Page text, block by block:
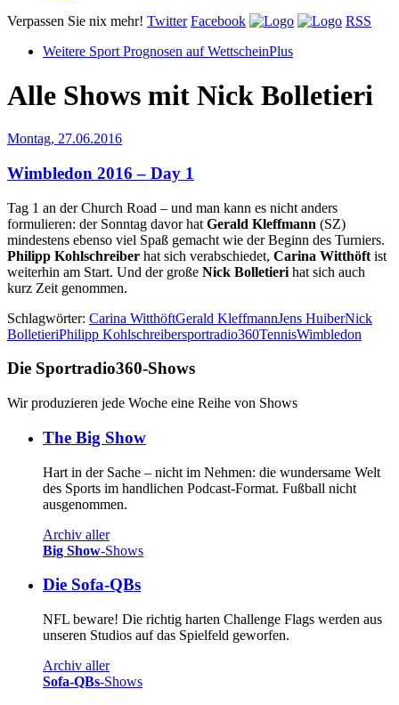
Verpassen Sie nix mehr! Twitter Facebook
RSS
Weitere Sport Prognosen auf WettscheinPlus
Alle Shows mit Nick Bolletieri
Montag, 27.06.2016
Wimbledon 2016 – Day 1
Tag 1 an der Church Road – und man kann es nicht anders
formulieren: der Sonntag davor hat Gerald Kleffmann (SZ)
mindestens ebenso viel Spaß gemacht wie der Beginn des Turniers.
Philipp Kohlschreiber hat sich verabschiedet, Carina Witthöft ist
weiterhin am Start. Und der große Nick Bolletieri hat sich auch
kurz Zeit genommen.
Schlagwörter: Carina WitthöftGerald KleffmannJens HuiberNick
BolletieriPhilipp Kohlschreibersportradio360TennisWimbledon
Die Sportradio360-Shows
Wir produzieren jede Woche eine Reihe von Shows
The Big Show
Hart in der Sache – nicht im Nehmen: die wundersame Welt
des Sports im handlichen Podcast-Format. Fußball nicht
ausgenommen.
Archiv aller
Big Show-Shows
Die Sofa-QBs
NFL beware! Die richtig harten Challenge Flags werden aus
unseren Studios auf das Spielfeld geworfen.
Archiv aller
Sofa-QBs-Shows